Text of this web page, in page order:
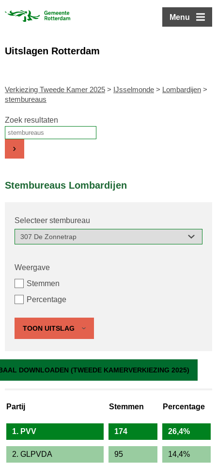
Menu
Uitslagen Rotterdam
Verkiezing Tweede Kamer 2025 > IJsselmonde > Lombardijen >
stembureaus
Zoek resultaten
Stembureaus Lombardijen
Selecteer stembureau
Weergave
Stemmen
Percentage
TOON UITSLAG
307 De Zonnetrap
DOWNLOADEN (TWEEDE KAMERVERKIEZING 2025)
Partij Stemmen Percentage
1. PVV 174 26,4%
2. GLPVDA 95 14,4%